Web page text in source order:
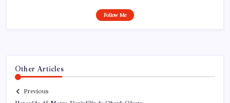
Follow Me
Other Articles
Previous